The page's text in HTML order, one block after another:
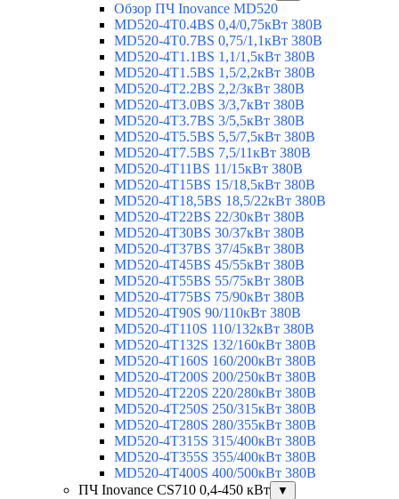
Обзор ПЧ Inovance MD520
MD520-4T0.4BS 0,4/0,75кВт 380В
MD520-4T0.7BS 0,75/1,1кВт 380В
MD520-4T1.1BS 1,1/1,5кВт 380В
MD520-4T1.5BS 1,5/2,2кВт 380В
MD520-4T2.2BS 2,2/3кВт 380В
MD520-4T3.0BS 3/3,7кВт 380В
MD520-4T3.7BS 3/5,5кВт 380В
MD520-4T5.5BS 5,5/7,5кВт 380В
MD520-4T7.5BS 7,5/11кВт 380В
MD520-4T11BS 11/15кВт 380В
MD520-4T15BS 15/18,5кВт 380В
MD520-4T18,5BS 18,5/22кВт 380В
MD520-4T22BS 22/30кВт 380В
MD520-4T30BS 30/37кВт 380В
MD520-4T37BS 37/45кВт 380В
MD520-4T45BS 45/55кВт 380В
MD520-4T55BS 55/75кВт 380В
MD520-4T75BS 75/90кВт 380В
MD520-4T90S 90/110кВт 380В
MD520-4T110S 110/132кВт 380В
MD520-4T132S 132/160кВт 380В
MD520-4T160S 160/200кВт 380В
MD520-4T200S 200/250кВт 380В
MD520-4T220S 220/280кВт 380В
MD520-4T250S 250/315кВт 380В
MD520-4T280S 280/355кВт 380В
MD520-4T315S 315/400кВт 380В
MD520-4T355S 355/400кВт 380В
MD520-4T400S 400/500кВт 380В
ПЧ Inovance CS710 0,4-450 кВт
▼